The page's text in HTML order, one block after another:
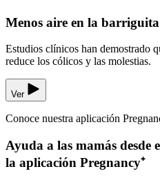
Menos aire en la
Estudios clínicos han demostrado
reduce los cólicos y las molestias.
Ver
Conoce nuestra aplicación
Ayuda a las mamás desde
la aplicación Pregnancy⁺